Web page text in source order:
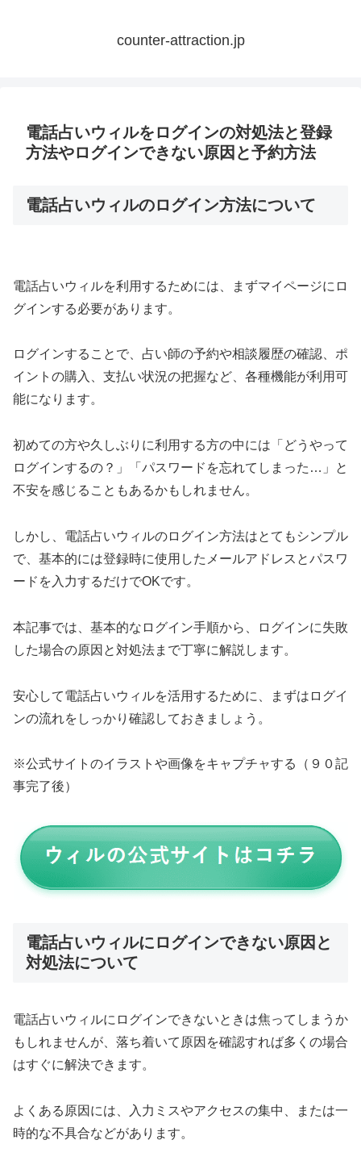
counter-attraction.jp
電話占いウィルをログインの対処法と登録
方法やログインできない原因と予約方法
電話占いウィルのログイン方法について
電話占いウィルを利用するためには、まずマイページにロ
グインする必要があります。
ログインすることで、占い師の予約や相談履歴の確認、ポ
イントの購入、支払い状況の把握など、各種機能が利用可
能になります。
初めての方や久しぶりに利用する方の中には「どうやって
ログインするの？」「パスワードを忘れてしまった…」と
不安を感じることもあるかもしれません。
しかし、電話占いウィルのログイン方法はとてもシンプル
で、基本的には登録時に使用したメールアドレスとパスワ
ードを入力するだけでOKです。
本記事では、基本的なログイン手順から、ログインに失敗
した場合の原因と対処法まで丁寧に解説します。
安心して電話占いウィルを活用するために、まずはログイ
ンの流れをしっかり確認しておきましょう。
※公式サイトのイラストや画像をキャプチャする（９０記
事完了後）
電話占いウィルにログインできない原因と
対処法について
電話占いウィルにログインできないときは焦ってしまうか
もしれませんが、落ち着いて原因を確認すれば多くの場合
はすぐに解決できます。
よくある原因には、入力ミスやアクセスの集中、または一
時的な不具合などがあります。